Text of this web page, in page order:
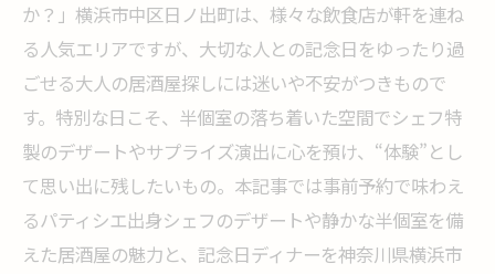
か？」横浜市中区日ノ出町は、様々な飲食店が軒を連ね
る人気エリアですが、大切な人との記念日をゆったり過
ごせる大人の居酒屋探しには迷いや不安がつきもので
す。特別な日こそ、半個室の落ち着いた空間でシェフ特
製のデザートやサプライズ演出に心を預け、“体験”とし
て思い出に残したいもの。本記事では事前予約で味わえ
るパティシエ出身シェフのデザートや静かな半個室を備
えた居酒屋の魅力と、記念日ディナーを神奈川県横浜市